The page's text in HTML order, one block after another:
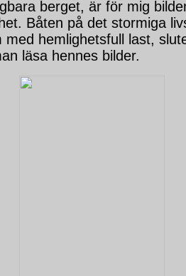
berget, är för mig
Båten på det stormiga
med hemlighetsfull last,
läsa hennes bilder.